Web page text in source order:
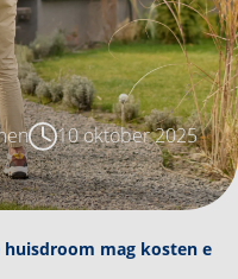
10 oktober 2025
huisdroom mag kosten en